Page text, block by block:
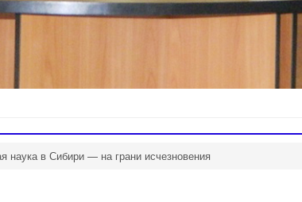
наука в Сибири — на грани исчезновения